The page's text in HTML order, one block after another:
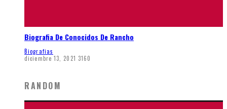
Biografia De Conocidos De Rancho
Biografias
diciembre 13, 2021 3160
RANDOM